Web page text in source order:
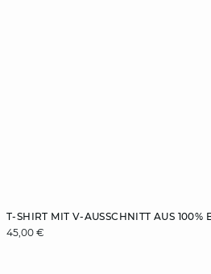
T-SHIRT MIT V-AUSSCHNITT AUS
45,00 €